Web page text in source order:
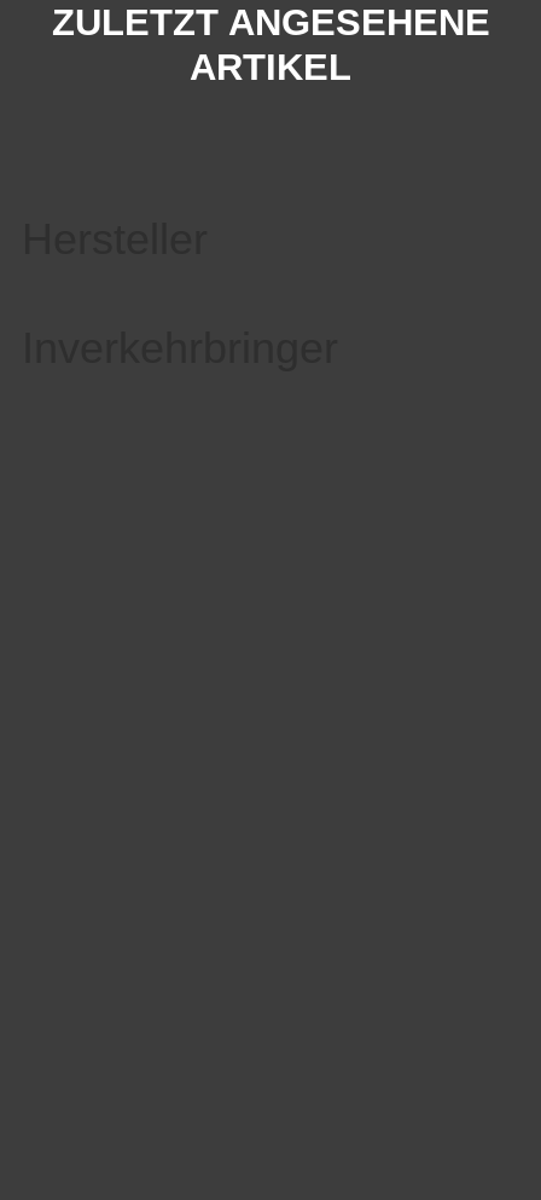
ZULETZT ANGESEHENE
ARTIKEL